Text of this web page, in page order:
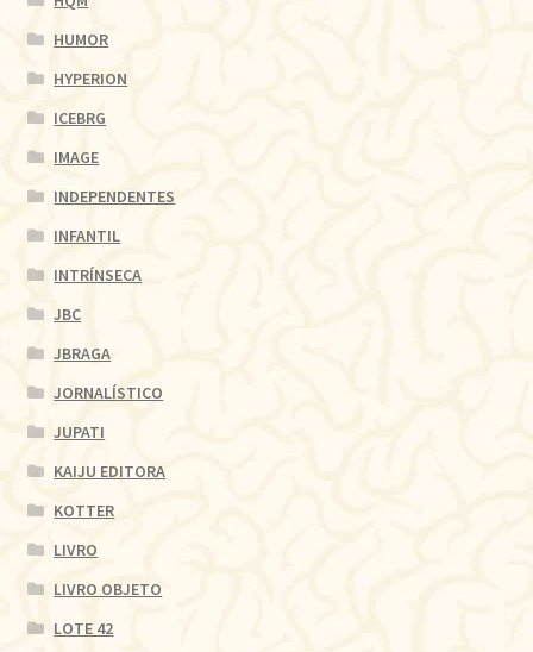
HUMOR
HYPERION
ICEBRG
IMAGE
INDEPENDENTES
INFANTIL
INTRÍNSECA
JBC
JBRAGA
JORNALÍSTICO
JUPATI
KAIJU EDITORA
KOTTER
LIVRO
LIVRO OBJETO
LOTE 42